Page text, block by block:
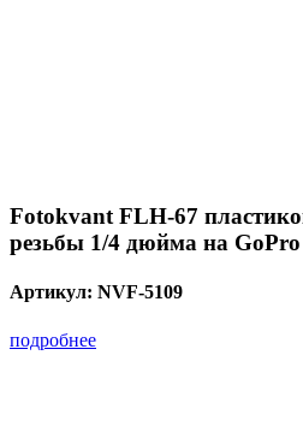
Fotokvant FLH-67
резьбы 1/4 дюйма на GoPro
Артикул: NVF-5109
подробнее